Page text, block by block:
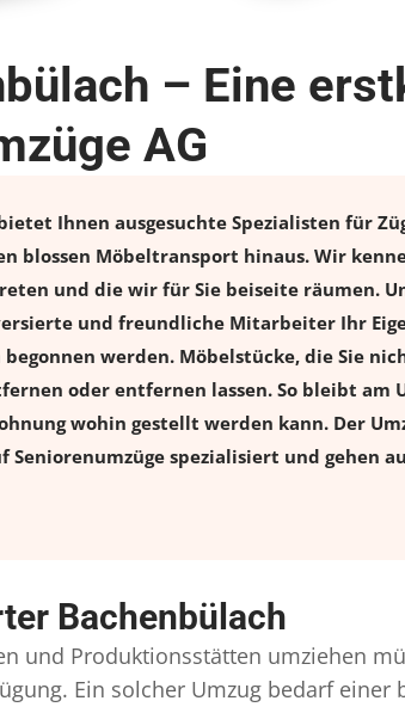
– Eine
AG
Ihnen ausgesuchte Spezialisten für
blossen Möbeltransport hinaus. Wir
und die wir für Sie beiseite räumen.
und freundliche Mitarbeiter Ihr
werden. Möbelstücke, die Sie
oder entfernen lassen. So bleibt am
wohin gestellt werden kann. Der
spezialisiert und gehen
Bachenbülach
und Produktionsstätten umziehen
Ein solcher Umzug bedarf